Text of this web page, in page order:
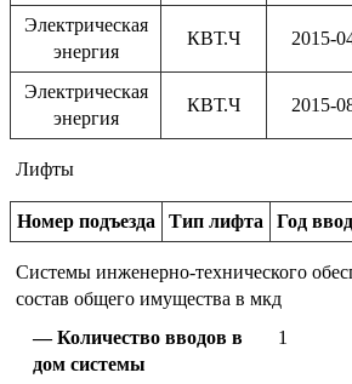
Электрическая
энергия
КВТ.Ч 2015-
Электрическая
энергия
КВТ.Ч 2015-
Лифты
Номер подъезда Тип лифта Год
Системы инженерно-технического
состав общего имущества в мкд
Количество вводов в
дом системы
1